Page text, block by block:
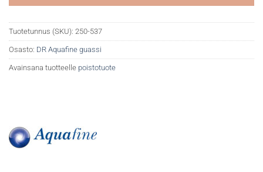
Tuotetunnus (SKU): 250-537
Osasto: DR Aquafine guassi
Avainsana tuotteelle poistotuote